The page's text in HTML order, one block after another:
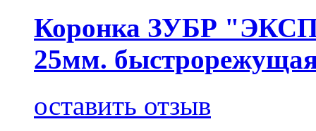
Коронка ЗУБР
25мм.
оставить отзыв